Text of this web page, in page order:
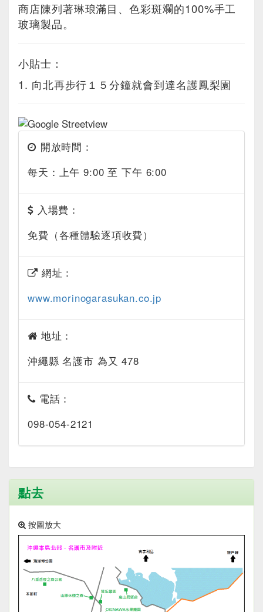
商店陳列著琳琅滿目、色彩斑斕的100%手工
玻璃製品。
小貼士：
1. 向北再步行１５分鐘就會到達名護鳳梨園
開放時間：
每天：上午 9:00 至 下午 6:00
入場費：
免費（各種體驗逐項收費）
網址：
www.morinogarasukan.co.jp
地址：
沖繩縣 名護市 為又 478
電話：
098-054-2121
點去
按圖放大